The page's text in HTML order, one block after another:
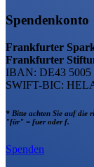
Spendenkonto
Frankfurter
Frankfurter
IBAN: DE43 5005
SWIFT-BIC:
* Bitte achten Sie auf die
"für" = fuer oder f.
Spenden